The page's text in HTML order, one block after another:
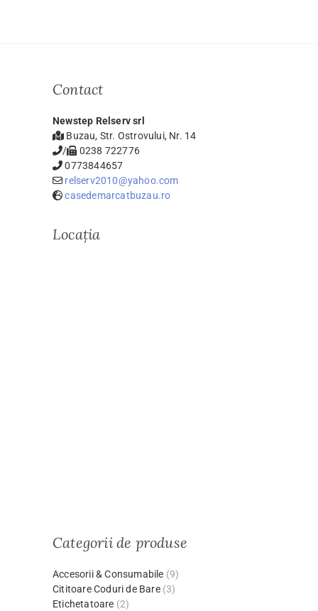
Contact
Newstep Relserv srl
Buzau, Str. Ostrovului, Nr. 14
/
0238 722776
0773844657
relserv2010@yahoo.com
casedemarcatbuzau.ro
Locația
Categorii de produse
Accesorii & Consumabile (9)
Cititoare Coduri de Bare (3)
Etichetatoare (2)